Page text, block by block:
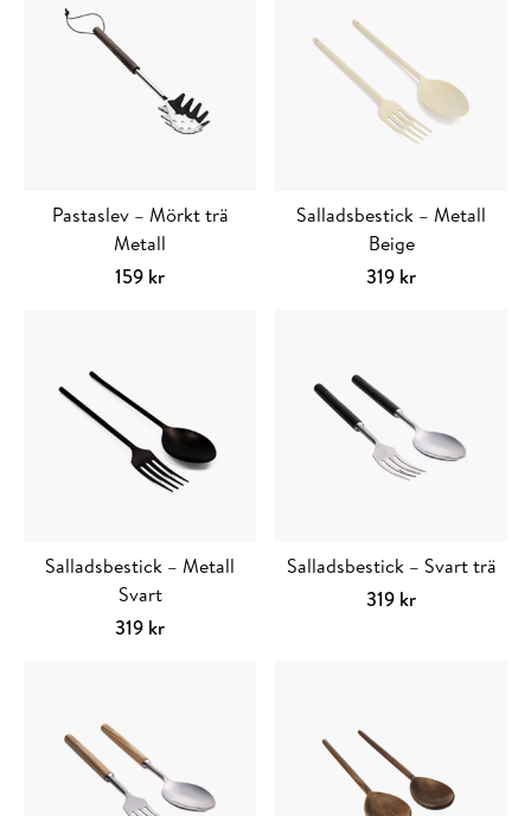
Pastaslev – Mörkt trä
Metall
159 kr
Salladsbestick – Metall
Beige
319 kr
Salladsbestick – Metall
Svart
319 kr
Salladsbestick – Svart trä
319 kr